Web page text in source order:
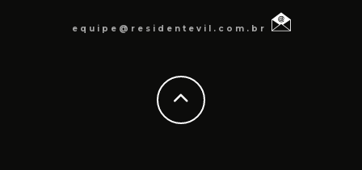
equipe@residentevil.com.br